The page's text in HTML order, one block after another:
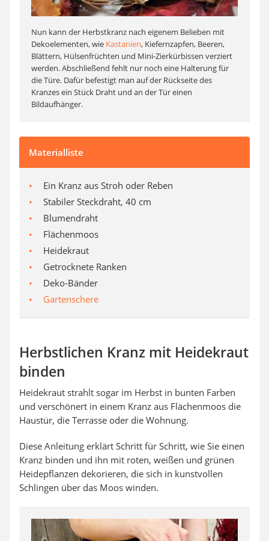
Nun kann der Herbstkranz nach eigenem Belieben mit
Dekoelementen, wie Kastanien, Kiefernzapfen, Beeren,
Blättern, Hülsenfrüchten und Mini-Zierkürbissen verziert
werden. Abschließend fehlt nur noch eine Halterung für
die Türe. Dafür befestigt man auf der Rückseite des
Kranzes ein Stück Draht und an der Tür einen
Bildaufhänger.
Materialliste
Ein Kranz aus Stroh oder Reben
Stabiler Steckdraht, 40 cm
Blumendraht
Flächenmoos
Heidekraut
Getrocknete Ranken
Deko-Bänder
Gartenschere
Herbstlichen Kranz mit Heidekraut
binden
Heidekraut strahlt sogar im Herbst in bunten Farben
und verschönert in einem Kranz aus Flächenmoos die
Haustür, die Terrasse oder die Wohnung.
Diese Anleitung erklärt Schritt für Schritt, wie Sie einen
Kranz binden und ihn mit roten, weißen und grünen
Heidepflanzen dekorieren, die sich in kunstvollen
Schlingen über das Moos winden.